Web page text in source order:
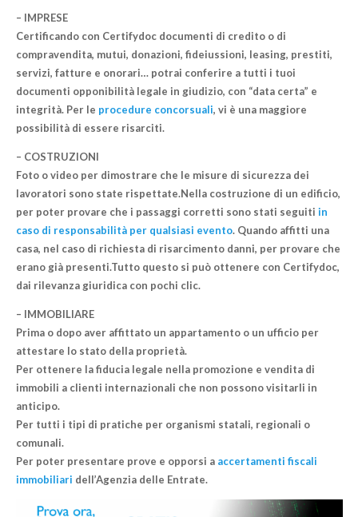
– IMPRESE
Certificando con Certifydoc documenti di credito o di
compravendita, mutui, donazioni, fideiussioni, leasing, prestiti,
servizi, fatture e onorari… potrai conferire a tutti i tuoi
documenti opponibilità legale in giudizio, con “data certa” e
integrità. Per le procedure concorsuali, vi è una maggiore
possibilità di essere risarciti.
– COSTRUZIONI
Foto o video per dimostrare che le misure di sicurezza dei
lavoratori sono state rispettate.Nella costruzione di un edificio,
per poter provare che i passaggi corretti sono stati seguiti in
caso di responsabilità per qualsiasi evento. Quando affitti una
casa, nel caso di richiesta di risarcimento danni, per provare che
erano già presenti.Tutto questo si può ottenere con Certifydoc,
dai rilevanza giuridica con pochi clic.
– IMMOBILIARE
Prima o dopo aver affittato un appartamento o un ufficio per
attestare lo stato della proprietà.
Per ottenere la fiducia legale nella promozione e vendita di
immobili a clienti internazionali che non possono visitarli in
anticipo.
Per tutti i tipi di pratiche per organismi statali, regionali o
comunali.
Per poter presentare prove e opporsi a accertamenti fiscali
immobiliari dell’Agenzia delle Entrate.